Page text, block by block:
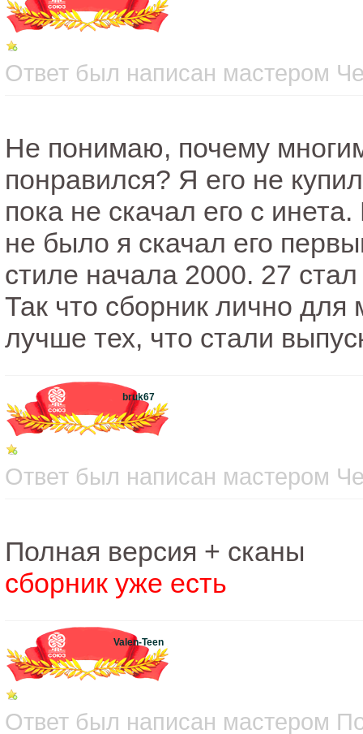
Ответ был написан мастером
Не понимаю, почему
понравился? Я его не
пока не скачал его с
не было я скачал его
стиле начала 2000. 27
Так что сборник лично для
лучше тех, что стали
bruk67
Ответ был написан мастером
Полная версия + сканы
сборник уже есть
Valen-Teen
Ответ был написан мастером